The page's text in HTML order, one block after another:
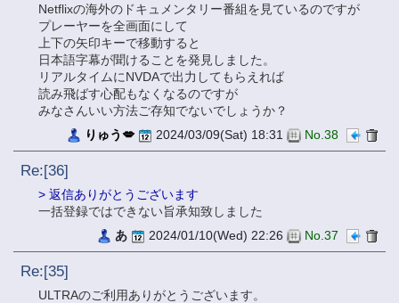
Netflixの海外のドキュメンタリー番組を見ているのですが
プレーヤーを全画面にして
上下の矢印キーで移動すると
日本語字幕が聞けることを発見しました。
リアルタイムにNVDAで出力してもらえれば
読み飛ばす心配もなくなるのですが
みなさんいい方法ご存知でないでしょうか？
りゅう💋
2024/03/09(Sat) 18:31 No.38
Re:[36]
> 返信ありがとうございます
一括登録ではできない旨承知致しました
あ
2024/01/10(Wed) 22:26 No.37
Re:[35]
ULTRAのご利用ありがとうございます。